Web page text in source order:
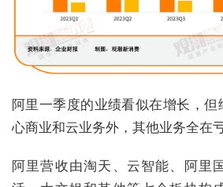
阿里一季度的业绩看似在增长，
心商业和云业务外，其他业务全在亏
阿里营收由淘天、云智能、阿里